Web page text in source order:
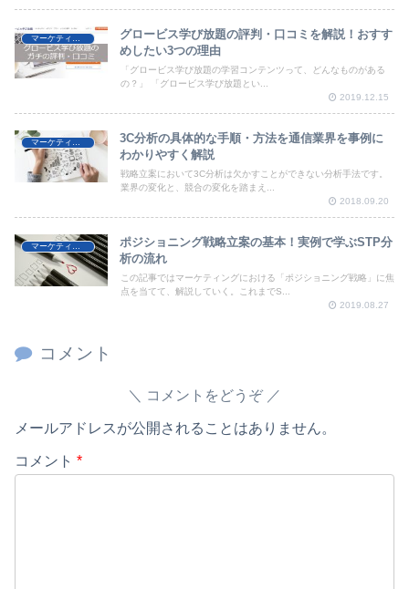
マーケティング
グロービス学び放題の評判・口コミを解説！おすす
めしたい3つの理由
「グロービス学び放題の学習コンテンツって、どんなものがある
の？」 「グロービス学び放題とい...
2019.12.15
マーケティング
3C分析の具体的な手順・方法を通信業界を事例に
わかりやすく解説
戦略立案において3C分析は欠かすことができない分析手法です。
業界の変化と、競合の変化を踏まえ...
2018.09.20
ポジショニング戦略立案の基本！実例で学ぶSTP分
析の流れ
この記事ではマーケティングにおける「ポジショニング戦略」に焦
点を当てて、解説していく。これまでS...
2019.08.27
コメント
コメントをどうぞ
メールアドレスが公開されることはありません。
コメント *